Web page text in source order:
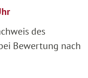
des
Bewertung nach